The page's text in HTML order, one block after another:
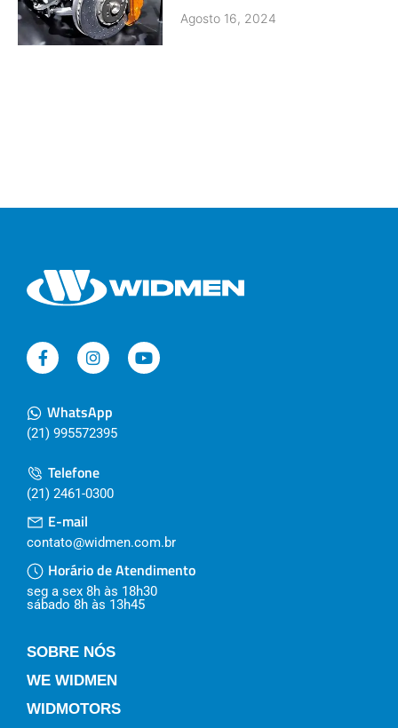
Agosto 16, 2024
WhatsApp
(21) 995572395
Telefone
(21) 2461-0300
E-mail
contato@widmen.com.br
Horário de Atendimento
seg a sex 8h às 18h30
sábado 8h às 13h45
SOBRE NÓS
WE WIDMEN
WIDMOTORS